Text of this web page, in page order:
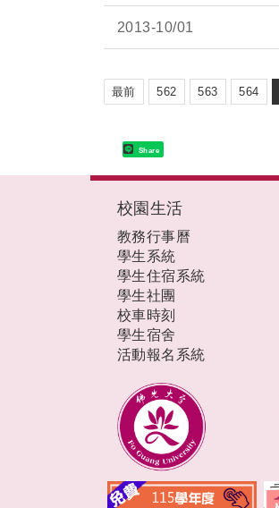
2013-10/01
最前 562 563 564
Share
校園生活
教務行事曆
學生系統
學生住宿系統
學生社團
校車時刻
學生宿舍
活動報名系統